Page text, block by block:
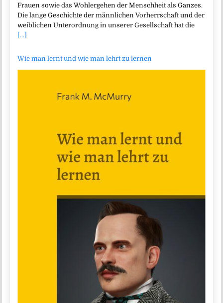
Frauen sowie das Wohlergehen der Menschheit als Ganzes.
Die lange Geschichte der männlichen Vorherrschaft und der
weiblichen Unterordnung in unserer Gesellschaft hat die
[...]
Wie man lernt und wie man lehrt zu lernen